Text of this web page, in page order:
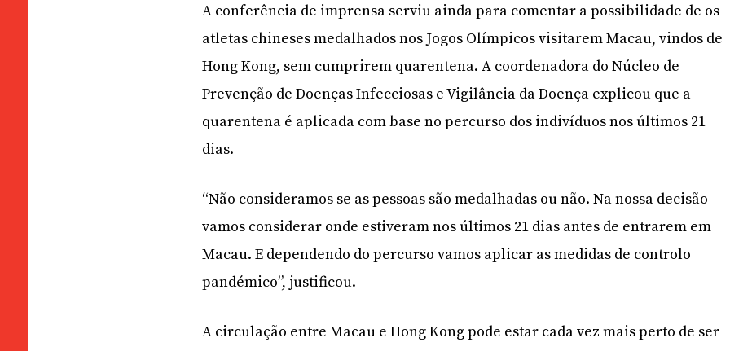
A conferência de imprensa serviu ainda para comentar a possibilidade de os
atletas chineses medalhados nos Jogos Olímpicos visitarem Macau, vindos de
Hong Kong, sem cumprirem quarentena. A coordenadora do Núcleo de
Prevenção de Doenças Infecciosas e Vigilância da Doença explicou que a
quarentena é aplicada com base no percurso dos indivíduos nos últimos 21
dias.
“Não consideramos se as pessoas são medalhadas ou não. Na nossa decisão
vamos considerar onde estiveram nos últimos 21 dias antes de entrarem em
Macau. E dependendo do percurso vamos aplicar as medidas de controlo
pandémico”, justificou.
A circulação entre Macau e Hong Kong pode estar cada vez mais perto de ser